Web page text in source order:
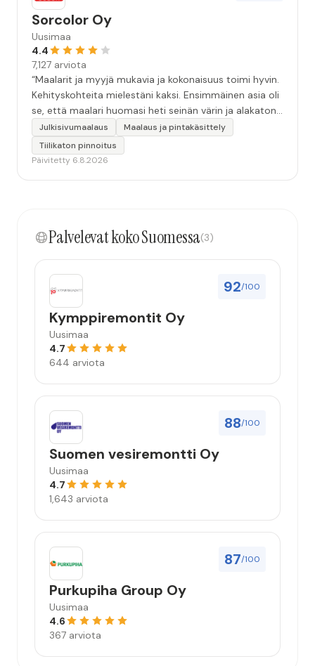
Sorcolor Oy
Uusimaa
4.4
7,127 arviota
“Maalarit ja myyjä mukavia ja kokonaisuus toimi hyvin.
Kehityskohteita mielestäni kaksi. Ensimmäinen asia oli
se, että maalari huomasi heti seinän värin ja alakaton
värin erot mitä en huomannut. Hyvä toki että siinä
kohtaa huomattu mutta toki optimaalisessa
tilanteessa myyjä olisi jo kiinnittänyt tähän huomiota.
mahdollisuus että palveluita käytän”
Julkisivumaalaus
Maalaus ja pintakäsittely
Tiilikaton pinnoitus
Päivitetty 6.8.2026
Palvelevat koko Suomessa(3)
92/100
Kymppiremontit Oy
Uusimaa
4.7
644 arviota
88/100
Suomen vesiremontti Oy
Uusimaa
4.7
1,643 arviota
87/100
Purkupiha Group Oy
Uusimaa
4.6
367 arviota